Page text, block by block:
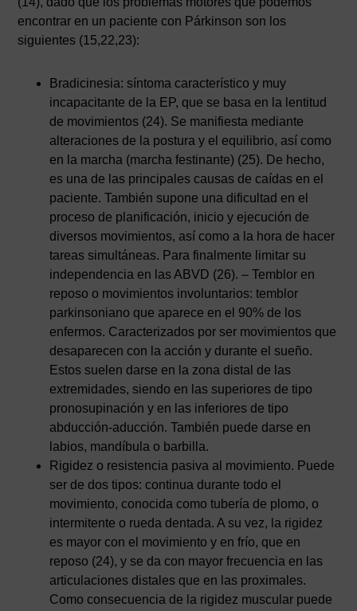
encontrar en un paciente con Párkinson son los
siguientes (15,22,23):
Bradicinesia: síntoma característico y muy
incapacitante de la EP, que se basa en la lentitud
de movimientos (24). Se manifiesta mediante
alteraciones de la postura y el equilibrio, así como
en la marcha (marcha festinante) (25). De hecho,
es una de las principales causas de caídas en el
paciente. También supone una dificultad en el
proceso de planificación, inicio y ejecución de
diversos movimientos, así como a la hora de hacer
tareas simultáneas. Para finalmente limitar su
independencia en las ABVD (26). – Temblor en
reposo o movimientos involuntarios: temblor
parkinsoniano que aparece en el 90% de los
enfermos. Caracterizados por ser movimientos que
desaparecen con la acción y durante el sueño.
Estos suelen darse en la zona distal de las
extremidades, siendo en las superiores de tipo
pronosupinación y en las inferiores de tipo
abducción-aducción. También puede darse en
labios, mandíbula o barbilla.
Rigidez o resistencia pasiva al movimiento. Puede
ser de dos tipos: continua durante todo el
movimiento, conocida como tubería de plomo, o
intermitente o rueda dentada. A su vez, la rigidez
es mayor con el movimiento y en frío, que en
reposo (24), y se da con mayor frecuencia en las
articulaciones distales que en las proximales.
Como consecuencia de la rigidez muscular puede